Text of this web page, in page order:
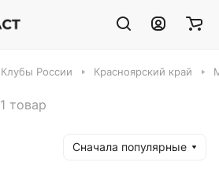
Клубы России Красноярский край
1 товар
Сначала популярные